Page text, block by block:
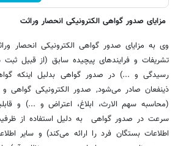
مزایای صدور گواهی الکترونیکی انحصار وراثت
وی به مزایای صدور گواهی الکترونیکی انحصار
تشریفات و فرایندهای پیچیده سابق (از قبیل
رسیدگی و ...) در صدور گواهی بدلیل اینکه
ذینفعان صادر می‌شود, صدور الکترونیکی گواهی و
(محاسبه سهم الارث، ابلاغ، اعتراض و ...) و
سرعت در صدور گواهی به دلیل استفاده از
اطلاعات بستگان فرد را ارائه می‌کند) و سایر